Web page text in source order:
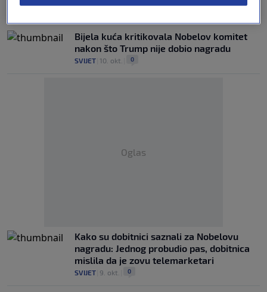
0
Bijela kuća kritikovala Nobelov komitet
nakon što Trump nije dobio nagradu
SVIJET 10. okt. 0
Oglas
Kako su dobitnici saznali za Nobelovu
nagradu: Jednog probudio pas, dobitnica
mislila da je zovu telemarketari
SVIJET 9. okt. 0